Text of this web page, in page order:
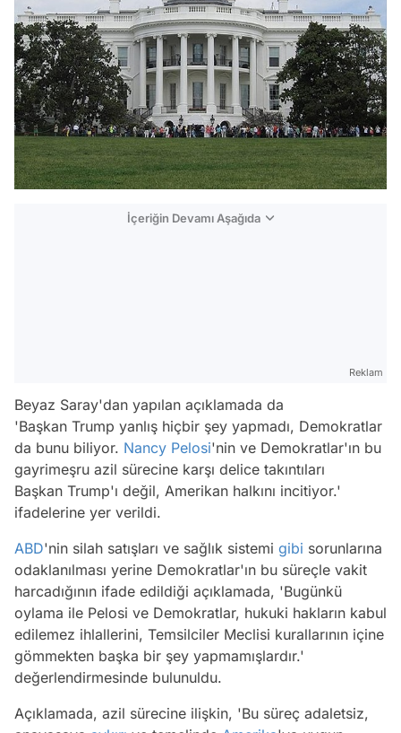
İçeriğin Devamı Aşağıda
Reklam
Beyaz Saray'dan yapılan açıklamada da
'Başkan Trump yanlış hiçbir şey yapmadı, Demokratlar
da bunu biliyor. Nancy Pelosi'nin ve Demokratlar'ın bu
gayrimeşru azil sürecine karşı delice takıntıları
Başkan Trump'ı değil, Amerikan halkını incitiyor.'
ifadelerine yer verildi.
ABD'nin silah satışları ve sağlık sistemi gibi sorunlarına
odaklanılması yerine Demokratlar'ın bu süreçle vakit
harcadığının ifade edildiği açıklamada, 'Bugünkü
oylama ile Pelosi ve Demokratlar, hukuki hakların kabul
edilemez ihlallerini, Temsilciler Meclisi kurallarının içine
gömmekten başka bir şey yapmamışlardır.'
değerlendirmesinde bulunuldu.
Açıklamada, azil sürecine ilişkin, 'Bu süreç adaletsiz,